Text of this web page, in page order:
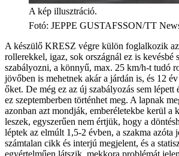
A kép illusztráció.
Fotó: JEPPE GUSTAFSSON/TT
A készülő KRESZ végre külön foglalkozik
rollerekkel, igaz, sok országnál ez is kevésbé
szabályozni, a könnyű, max. 25 km/h-t tudó
jövőben is mehetnek akár a járdán is, és 12
őket. De még ez az új szabályozás sem lépett
ez szeptemberben történhet meg. A lapnak
azonban azt mondják, emberéletekbe kerül a
leszek, egyszerűen nem értjük, hogy a
léptek az elmúlt 1,5-2 évben, a szakma azóta
számtalan cikk és interjú megjelent, és a
egyértelműen látszik, mekkora problémát